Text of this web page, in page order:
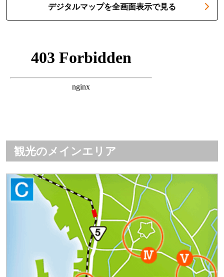
デジタルマップを全画面表示で見る
観光のメインエリア